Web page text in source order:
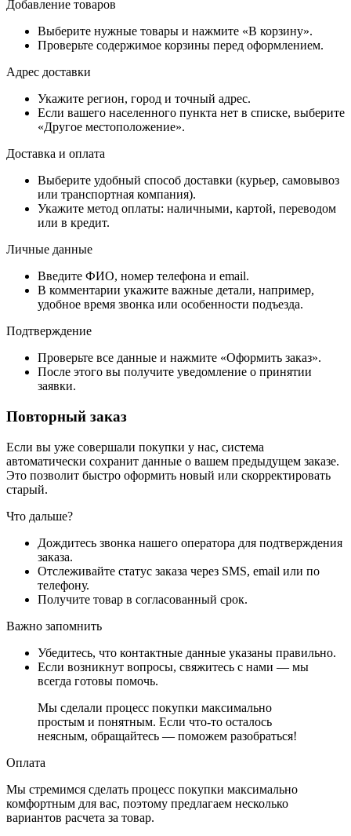
Добавление товаров
Выберите нужные товары и нажмите «В корзину».
Проверьте содержимое корзины перед оформлением.
Адрес доставки
Укажите регион, город и точный адрес.
Если вашего населенного пункта нет в списке, выберите
«Другое местоположение».
Доставка и оплата
Выберите удобный способ доставки (курьер, самовывоз
или транспортная компания).
Укажите метод оплаты: наличными, картой, переводом
или в кредит.
Личные данные
Введите ФИО, номер телефона и email.
В комментарии укажите важные детали, например,
удобное время звонка или особенности подъезда.
Подтверждение
Проверьте все данные и нажмите «Оформить заказ».
После этого вы получите уведомление о принятии
заявки.
Повторный заказ
Если вы уже совершали покупки у нас, система
автоматически сохранит данные о вашем предыдущем заказе.
Это позволит быстро оформить новый или скорректировать
старый.
Что дальше?
Дождитесь звонка нашего оператора для подтверждения
заказа.
Отслеживайте статус заказа через SMS, email или по
телефону.
Получите товар в согласованный срок.
Важно запомнить
Убедитесь, что контактные данные указаны правильно.
Если возникнут вопросы, свяжитесь с нами — мы
всегда готовы помочь.
Мы сделали процесс покупки максимально
простым и понятным. Если что-то осталось
неясным, обращайтесь — поможем разобраться!
Оплата
Мы стремимся сделать процесс покупки максимально
комфортным для вас, поэтому предлагаем несколько
вариантов расчета за товар.